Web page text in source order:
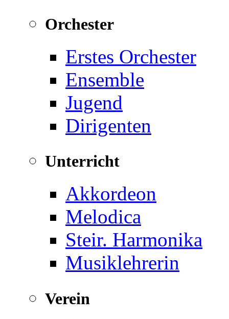
Orchester
Erstes Orchester
Ensemble
Jugend
Dirigenten
Unterricht
Akkordeon
Melodica
Steir. Harmonika
Musiklehrerin
Verein